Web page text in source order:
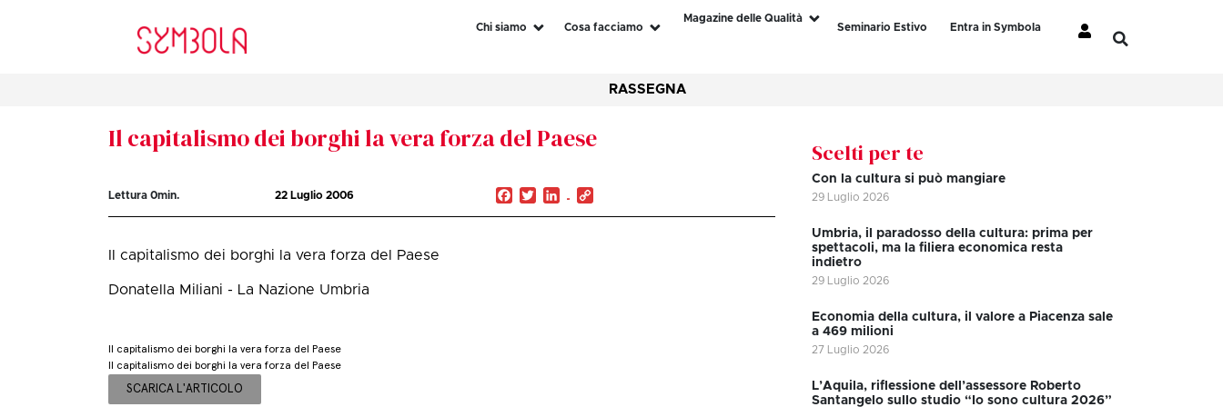
Chi siamo Cosa facciamo
Magazine delle Qualità
Seminario Estivo
Entra in Symbola
RASSEGNA
Il capitalismo dei borghi la vera forza del Paese
Lettura0min. 22 Luglio 2006 Facebook
TwitterLinkedIn
Il capitalismo dei borghi la vera forza del Paese
Donatella Miliani - La Nazione Umbria
Il capitalismo dei borghi la vera forza del Paese
Il capitalismo dei borghi la vera forza del Paese
SCARICA L'ARTICOLO
Scelti per te
Con la cultura si può mangiare
29 Luglio 2026
Umbria, il paradosso della cultura: prima per
spettacoli, ma la filiera economica resta
indietro
29 Luglio 2026
Economia della cultura, il valore a Piacenza sale
a 469 milioni
27 Luglio 2026
L’Aquila, riflessione dell’assessore Roberto
Santangelo sullo studio “Io sono cultura 2026”